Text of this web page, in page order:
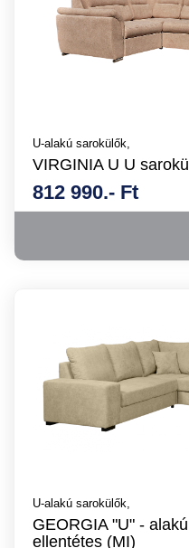
U-alakú sarokülők,
VIRGINIA U U
812 990.- Ft
U-alakú sarokülők,
GEORGIA "U" -
ellentétes (MI)